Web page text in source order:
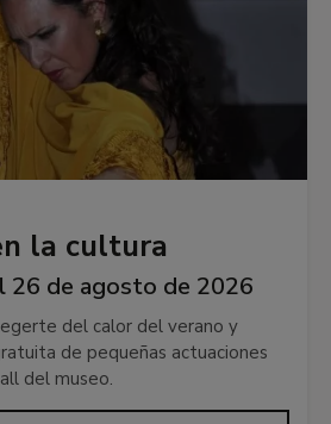
la cultura
26 de agosto de 2026
del calor del verano y
de pequeñas actuaciones
del museo.